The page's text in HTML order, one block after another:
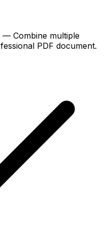
Combine multiple
PDF document.